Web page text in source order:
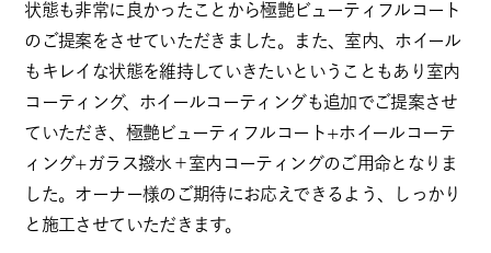
状態も非常に良かったことから極艶ビューティフルコート
のご提案をさせていただきました。また、室内、ホイール
もキレイな状態を維持していきたいということもあり室内
コーティング、ホイールコーティングも追加でご提案させ
ていただき、極艶ビューティフルコート+ホイールコーテ
ィング+ガラス撥水＋室内コーティングのご用命となりま
した。オーナー様のご期待にお応えできるよう、しっかり
と施工させていただきます。